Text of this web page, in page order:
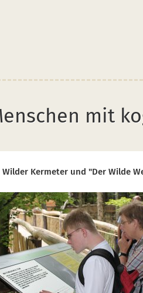
mit
Wilder Kermeter und "Der Wilde